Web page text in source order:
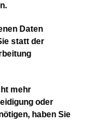
Daten
statt der
mehr
oder
haben Sie